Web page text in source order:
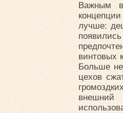
Важным
лучше:
винтовых
Больше
цехов
внешний